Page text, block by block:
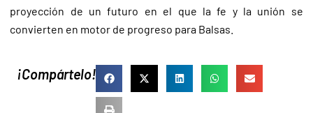
proyección de un futuro en el que la fe y la unión se
convierten en motor de progreso para Balsas.
¡Compártelo!